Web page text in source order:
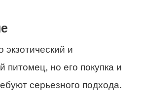
и
питомец, но его покупка и
серьезного подхода.